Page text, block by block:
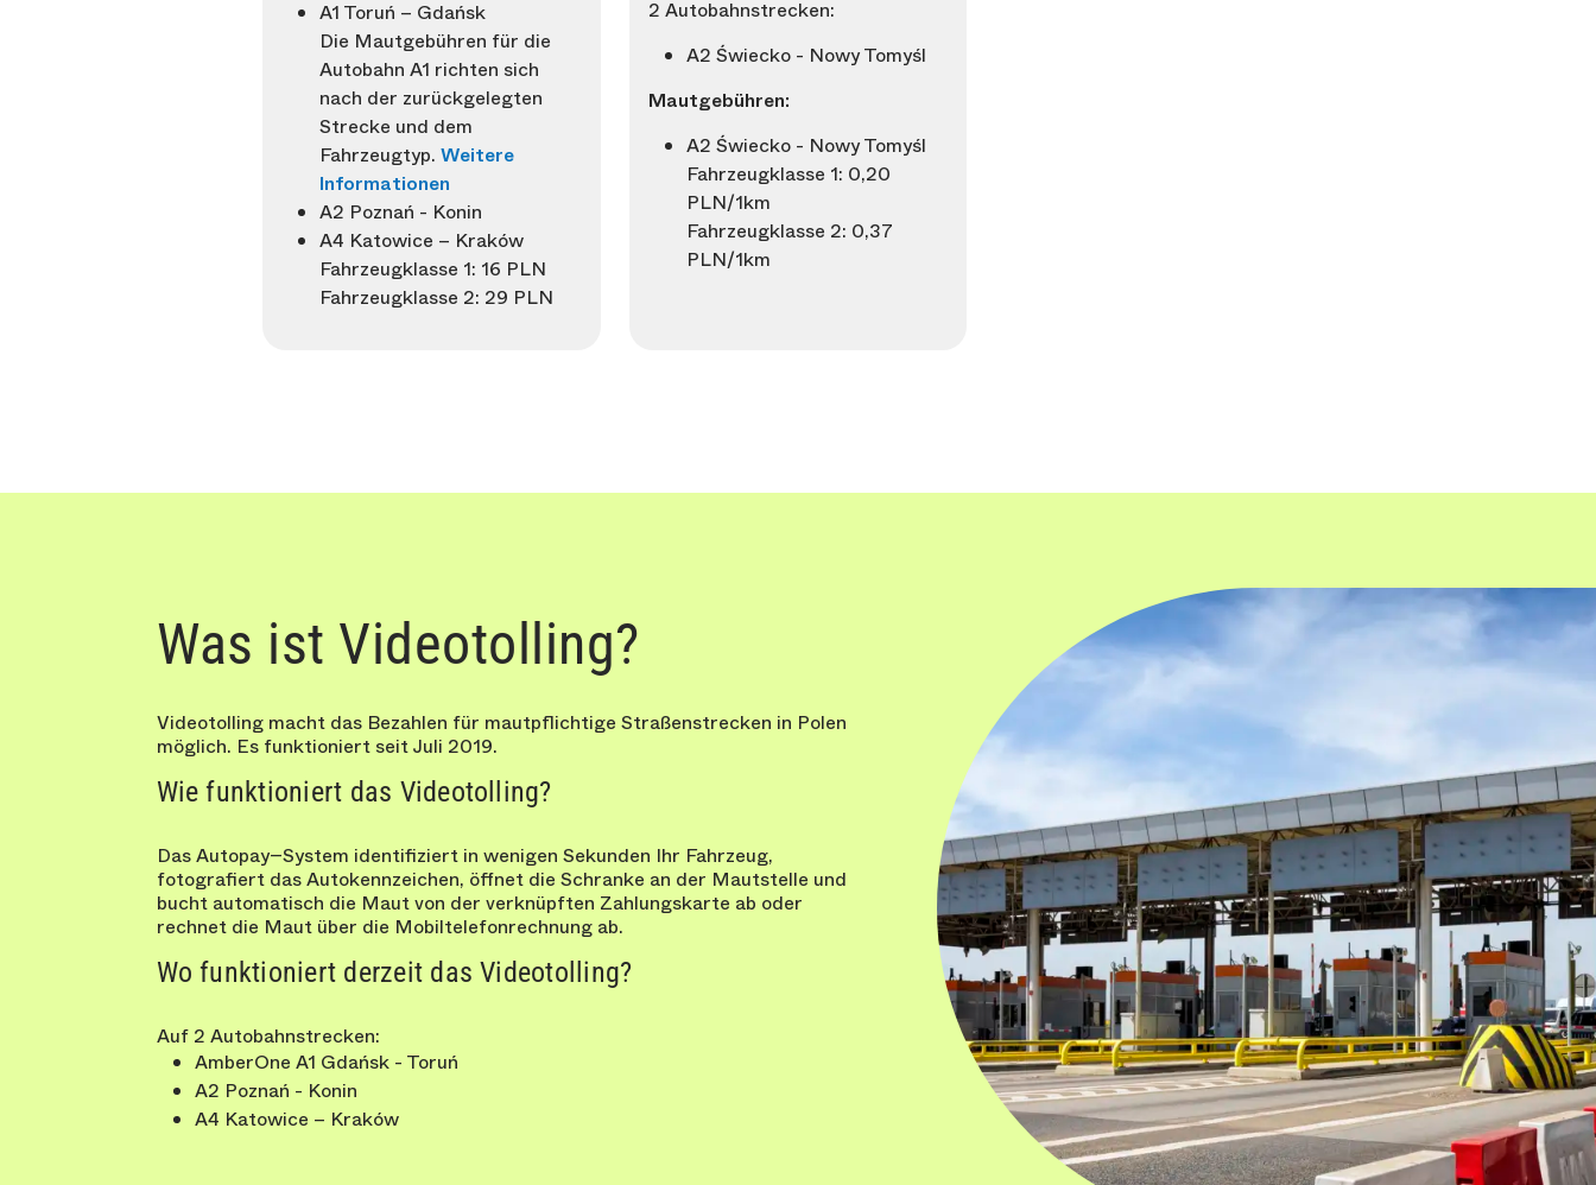
A1 Toruń – Gdańsk
Die Mautgebühren für die
Autobahn A1 richten sich
nach der zurückgelegten
Strecke und dem
Fahrzeugtyp. Weitere
Informationen
A2 Poznań - Konin
A4 Katowice – Kraków
Fahrzeugklasse 1: 16 PLN
Fahrzeugklasse 2: 29 PLN
2 Autobahnstrecken:
A2 Świecko - Nowy Tomyśl
Mautgebühren:
A2 Świecko - Nowy Tomyśl
Fahrzeugklasse 1: 0,20
PLN/1km
Fahrzeugklasse 2: 0,37
PLN/1km
Was ist Videotolling?
Videotolling macht das Bezahlen für mautpflichtige Straßenstrecken in Polen
möglich. Es funktioniert seit Juli 2019.
Wie funktioniert das Videotolling?
Das Autopay−System identifiziert in wenigen Sekunden Ihr Fahrzeug,
fotografiert das Autokennzeichen, öffnet die Schranke an der Mautstelle und
bucht automatisch die Maut von der verknüpften Zahlungskarte ab oder
rechnet die Maut über die Mobiltelefonrechnung ab.
Wo funktioniert derzeit das Videotolling?
Auf 2 Autobahnstrecken:
AmberOne A1 Gdańsk - Toruń
A2 Poznań - Konin
A4 Katowice – Kraków